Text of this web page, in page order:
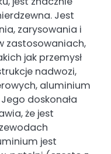
Jest
zarysowania i
zastosowaniach,
jak przemysł
nadwozi,
aluminium
doskonała
że jest
jest